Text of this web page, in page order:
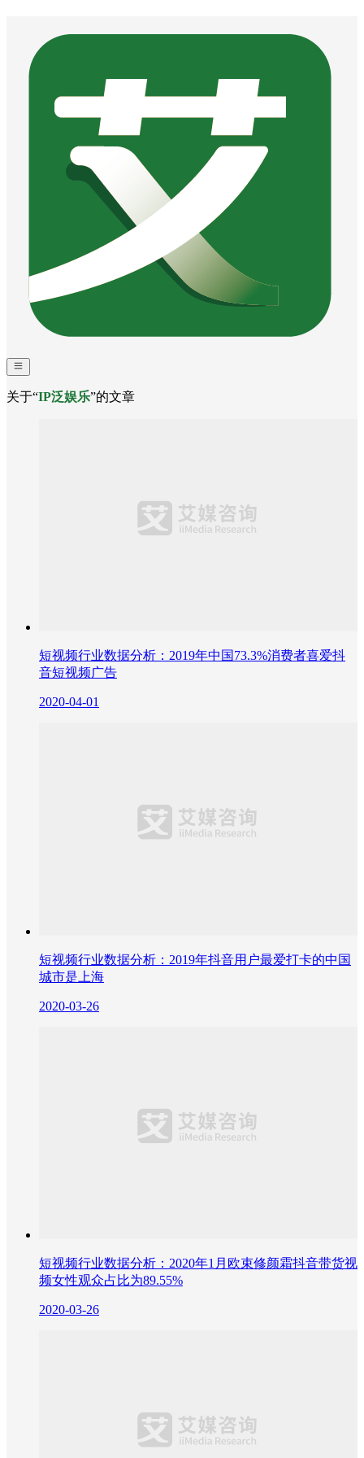
关于“IP泛娱乐”的文章
短视频行业数据分析：2019年中国73.3%消费者喜爱抖
音短视频广告
2020-04-01
短视频行业数据分析：2019年抖音用户最爱打卡的中国
城市是上海
2020-03-26
短视频行业数据分析：2020年1月欧束修颜霜抖音带货视
频女性观众占比为89.55%
2020-03-26